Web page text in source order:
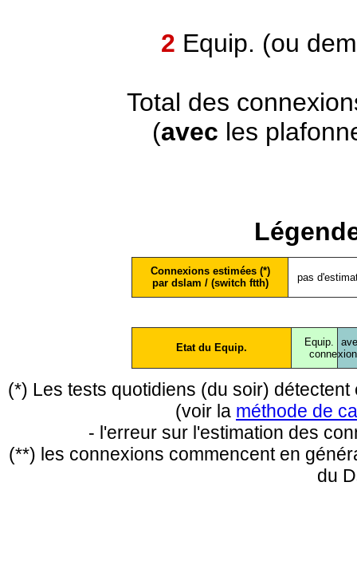
2 Equip. (ou
Total des
(avec les
Connexions estimées (*)
par dslam / (switch ftth)
pas
Etat du Equip.
Equip.
conne
(*) Les tests quotidiens (du soir)
(voir la méthode de
- l'erreur sur l'estimation des
(**) les connexions commencent en
du